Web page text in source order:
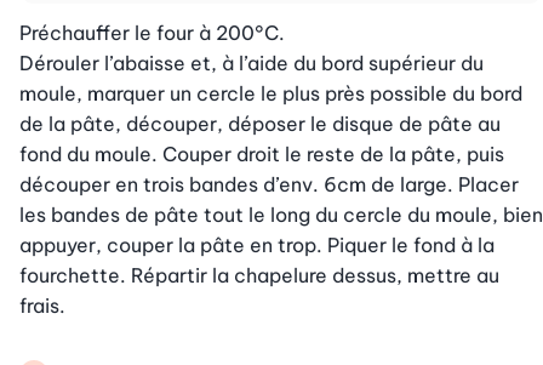
Préchauffer le four à 200°C.
Dérouler l’abaisse et, à l’aide du bord supérieur du
moule, marquer un cercle le plus près possible du bord
de la pâte, découper, déposer le disque de pâte au
fond du moule. Couper droit le reste de la pâte, puis
découper en trois bandes d’env. 6cm de large. Placer
les bandes de pâte tout le long du cercle du moule, bien
appuyer, couper la pâte en trop. Piquer le fond à la
fourchette. Répartir la chapelure dessus, mettre au
frais.